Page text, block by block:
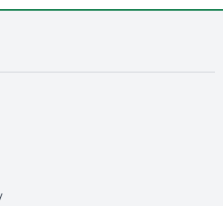
opens in new window